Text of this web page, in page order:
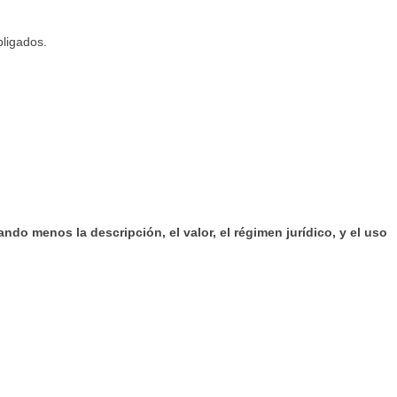
menos la descripción, el valor, el régimen jurídico, y el uso